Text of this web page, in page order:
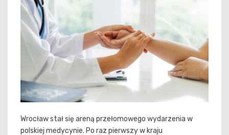
Wrocław stał się areną przełomowego wydarzenia w
polskiej medycynie. Po raz pierwszy w kraju